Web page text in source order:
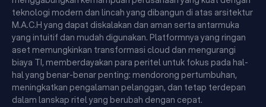
teknologi modern dan lincah yang dibangun di atas arsitektur
M.A.C.H yang dapat diskalakan dan aman serta antarmuka
yang intuitif dan mudah digunakan. Platformnya yang ringan
aset memungkinkan transformasi cloud dan mengurangi
biaya TI, memberdayakan para peritel untuk fokus pada hal-
hal yang benar-benar penting: mendorong pertumbuhan,
meningkatkan pengalaman pelanggan, dan tetap terdepan
dalam lanskap ritel yang berubah dengan cepat.